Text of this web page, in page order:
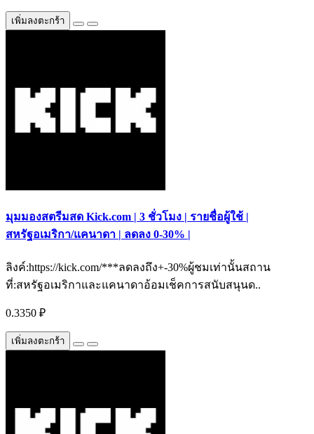
เพิ่มลงตะกร้า
มุมมองสตรีมสด Kick.com | 3 ชั่วโมง | รายชื่อผู้ใช้ |
สหรัฐอเมริกา/แคนาดา | ลดลง 0-30% |
ลิงค์:https://kick.com/***ลดลงถึง+-30%ผู้ชมเท่านั้นสถาน
ที่:สหรัฐอเมริกาและแคนาดาอ้อมเช็คการสนับสนุนด..
0.3350 ₽
เพิ่มลงตะกร้า